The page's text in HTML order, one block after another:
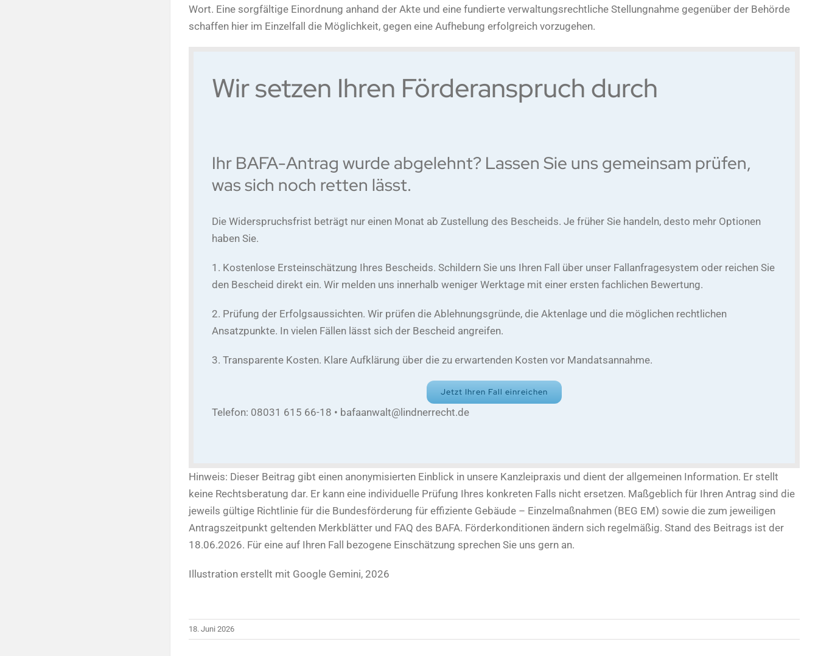
Wort. Eine sorgfältige Einordnung anhand der Akte und eine fundierte verwaltungsrechtliche Stellungnahme gegenüber der Behörde
schaffen hier im Einzelfall die Möglichkeit, gegen eine Aufhebung erfolgreich vorzugehen.
Wir setzen Ihren Förderanspruch durch
Ihr BAFA-Antrag wurde abgelehnt? Lassen Sie uns gemeinsam prüfen,
was sich noch retten lässt.
Die Widerspruchsfrist beträgt nur einen Monat ab Zustellung des Bescheids. Je früher Sie handeln, desto mehr Optionen
haben Sie.
1. Kostenlose Ersteinschätzung Ihres Bescheids. Schildern Sie uns Ihren Fall über unser Fallanfragesystem oder reichen Sie
den Bescheid direkt ein. Wir melden uns innerhalb weniger Werktage mit einer ersten fachlichen Bewertung.
2. Prüfung der Erfolgsaussichten. Wir prüfen die Ablehnungsgründe, die Aktenlage und die möglichen rechtlichen
Ansatzpunkte. In vielen Fällen lässt sich der Bescheid angreifen.
3. Transparente Kosten. Klare Aufklärung über die zu erwartenden Kosten vor Mandatsannahme.
Jetzt Ihren Fall einreichen
Telefon: 08031 615 66-18 • bafaanwalt@lindnerrecht.de
Hinweis: Dieser Beitrag gibt einen anonymisierten Einblick in unsere Kanzleipraxis und dient der allgemeinen Information. Er stellt
keine Rechtsberatung dar. Er kann eine individuelle Prüfung Ihres konkreten Falls nicht ersetzen. Maßgeblich für Ihren Antrag sind die
jeweils gültige Richtlinie für die Bundesförderung für effiziente Gebäude – Einzelmaßnahmen (BEG EM) sowie die zum jeweiligen
Antragszeitpunkt geltenden Merkblätter und FAQ des BAFA. Förderkonditionen ändern sich regelmäßig. Stand des Beitrags ist der
18.06.2026. Für eine auf Ihren Fall bezogene Einschätzung sprechen Sie uns gern an.
Illustration erstellt mit Google Gemini, 2026
18. Juni 2026